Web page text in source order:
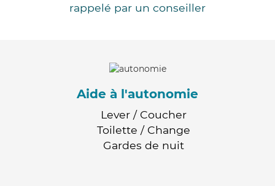
rappelé par un conseiller
Aide à l'autonomie
Lever / Coucher
Toilette / Change
Gardes de nuit